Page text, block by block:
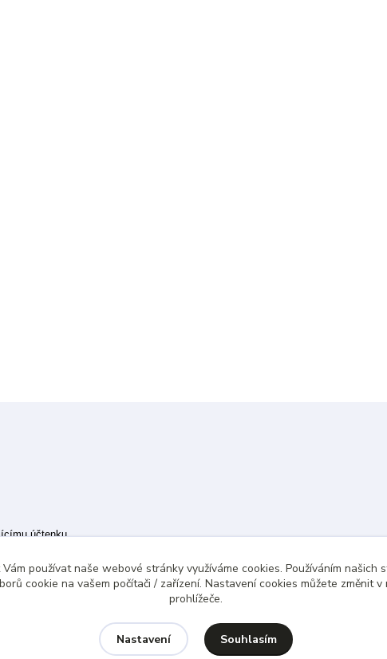
účtenku.
případě technického výpadku pak nejpozději do 48 hodin.
používat naše webové stránky využíváme cookies. Používáním našich
cookie na vašem počítači / zařízení. Nastavení cookies můžete změnit
prohlížeče.
Nastavení Souhlasím